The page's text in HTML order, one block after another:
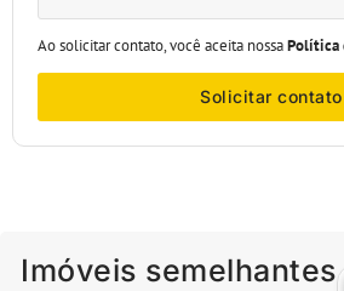
Ao solicitar contato, você aceita nossaPolítica
Solicitar contato
Imóveis semelhantes